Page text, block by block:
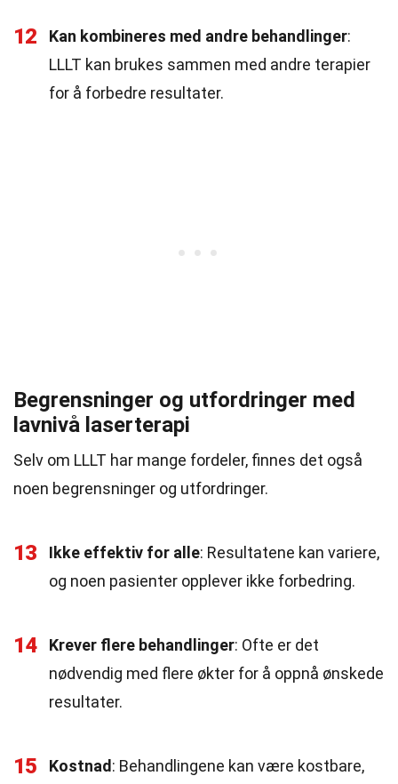
12 Kan kombineres med andre behandlinger:
LLLT kan brukes sammen med andre terapier
for å forbedre resultater.
Begrensninger og utfordringer med
lavnivå laserterapi
Selv om LLLT har mange fordeler, finnes det også
noen begrensninger og utfordringer.
13 Ikke effektiv for alle: Resultatene kan variere,
og noen pasienter opplever ikke forbedring.
14 Krever flere behandlinger: Ofte er det
nødvendig med flere økter for å oppnå ønskede
resultater.
15 Kostnad : Behandlingene kan være kostbare,